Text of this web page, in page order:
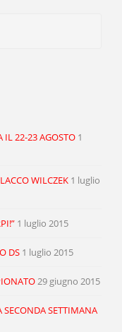
IL 22-23 AGOSTO 1
WILCZEK 1 luglio
1 luglio 2015
DS 1 luglio 2015
29 giugno 2015
SECONDA SETTIMANA